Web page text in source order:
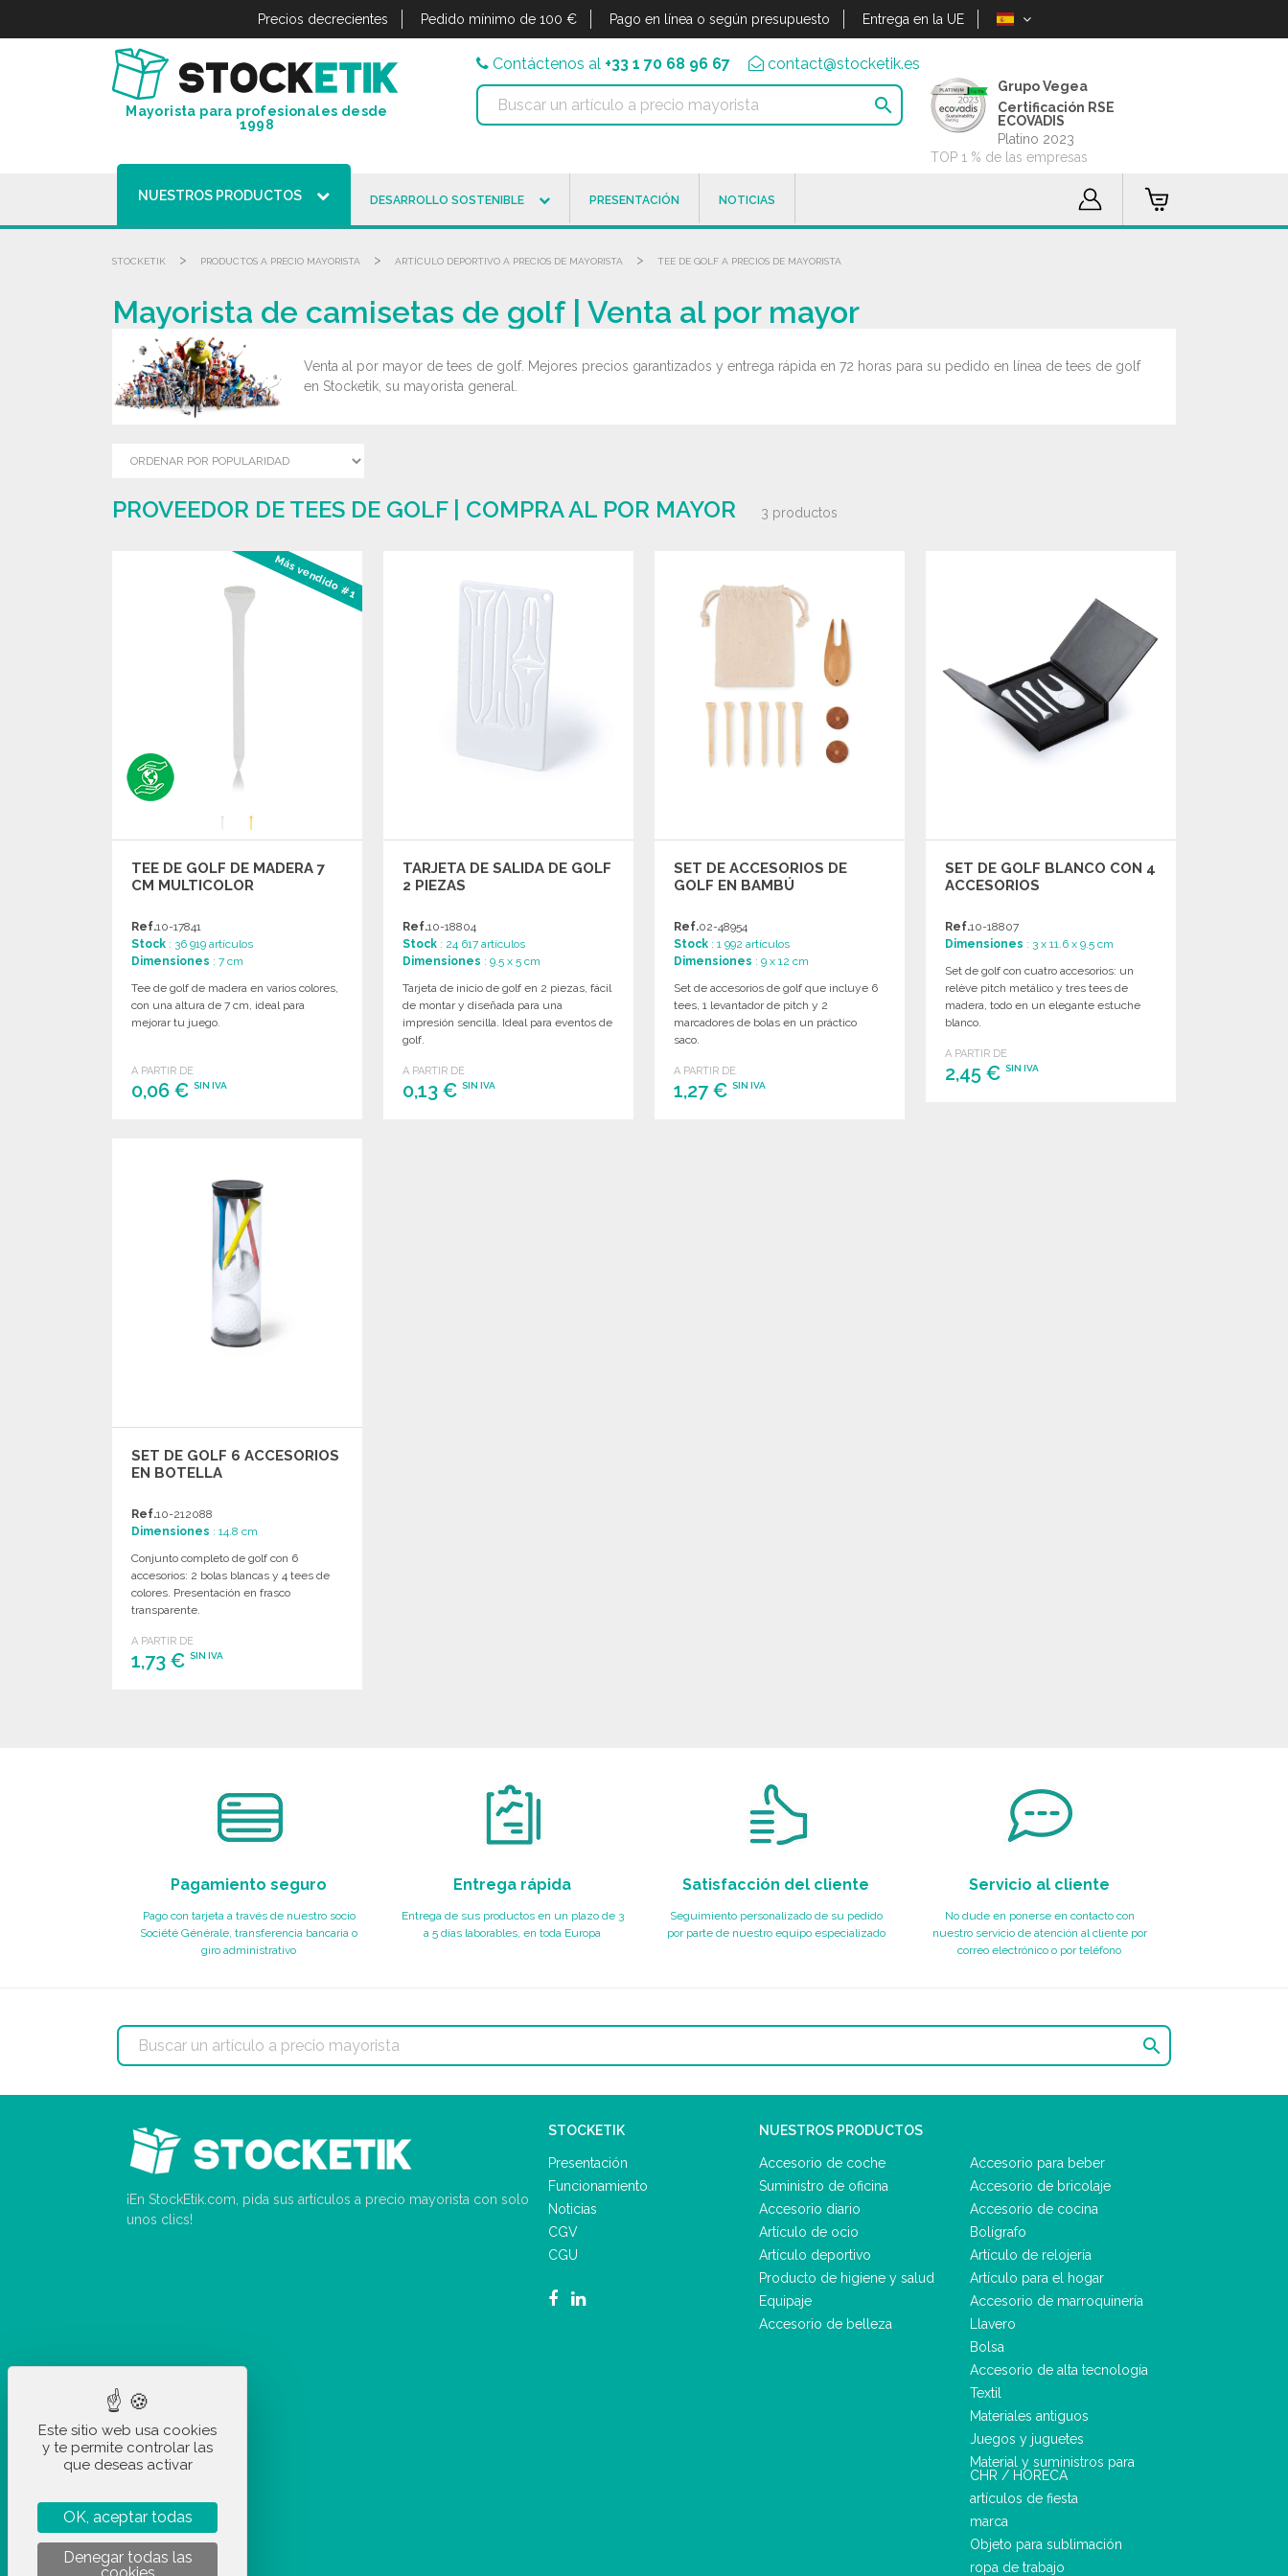
Precios decrecientes Pedido mínimo de 100 € Pago en línea o según presupuesto Entrega en la UE
Mayorista para profesionales desde
1998
Contáctenos al +33 1 70 68 96 67 contact@stocketik.es

Grupo Vegea
Certificación RSE
ECOVADIS
Platino 2023
TOP 1 % de las empresas
NUESTROS PRODUCTOS DESARROLLO SOSTENIBLE PRESENTACIÓN NOTICIAS
STOCKETIK > PRODUCTOS A PRECIO MAYORISTA > ARTÍCULO DEPORTIVO A PRECIOS DE MAYORISTA > TEE DE GOLF A PRECIOS DE MAYORISTA
Mayorista de camisetas de golf | Venta al por mayor
Venta al por mayor de tees de golf. Mejores precios garantizados y entrega rápida en 72 horas para su pedido en línea de tees de golf
en Stocketik, su mayorista general.
PROVEEDOR DE TEES DE GOLF | COMPRA AL POR MAYOR 3 productos
Más vendido #1
TEE DE GOLF DE MADERA 7
CM MULTICOLOR
Ref.10-17841
Stock : 36 919 artículos
Dimensiones : 7 cm
Tee de golf de madera en varios colores,
con una altura de 7 cm, ideal para
mejorar tu juego.
A PARTIR DE
0,06 € SIN IVA
TARJETA DE SALIDA DE GOLF
2 PIEZAS
Ref.10-18804
Stock : 24 617 artículos
Dimensiones : 9.5 x 5 cm
Tarjeta de inicio de golf en 2 piezas, fácil
de montar y diseñada para una
impresión sencilla. Ideal para eventos de
golf.
A PARTIR DE
0,13 €SIN IVA
SET DE ACCESORIOS DE
GOLF EN BAMBÚ
Ref.02-48954
Stock : 1 992 artículos
Dimensiones : 9 x 12 cm
Set de accesorios de golf que incluye 6
tees, 1 levantador de pitch y 2
marcadores de bolas en un práctico
saco.
A PARTIR DE
1,27 €SIN IVA
SET DE GOLF BLANCO CON 4
ACCESORIOS
Ref.10-18807
Dimensiones : 3 x 11.6 x 9.5 cm
Set de golf con cuatro accesorios: un
relève pitch metálico y tres tees de
madera, todo en un elegante estuche
blanco.
A PARTIR DE
2,45 €SIN IVA
SET DE GOLF 6 ACCESORIOS
EN BOTELLA
Ref.10-212088
Dimensiones : 14.8 cm
Conjunto completo de golf con 6
accesorios: 2 bolas blancas y 4 tees de
colores. Presentación en frasco
transparente.
A PARTIR DE
1,73 € SIN IVA
Pagamiento seguro
Pago con tarjeta a través de nuestro socio
Société Générale, transferencia bancaria o
giro administrativo
Entrega rápida
Entrega de sus productos en un plazo de 3
a 5 días laborables, en toda Europa
Satisfacción del cliente
Seguimiento personalizado de su pedido
por parte de nuestro equipo especializado
Servicio al cliente
No dude en ponerse en contacto con
nuestro servicio de atención al cliente por
correo electrónico o por teléfono

¡En StockEtik.com, pida sus artículos a precio mayorista con solo
unos clics!
STOCKETIK
Presentación
Funcionamiento
Noticias
CGV
CGU
NUESTROS PRODUCTOS
Accesorio de coche
Suministro de oficina
Accesorio diario
Artículo de ocio
Artículo deportivo
Producto de higiene y salud
Equipaje
Accesorio de belleza
Accesorio para beber
Accesorio de bricolaje
Accesorio de cocina
Bolígrafo
Artículo de relojería
Artículo para el hogar
Accesorio de marroquinería
Llavero
Bolsa
Accesorio de alta tecnología
Textil
Materiales antiguos
Juegos y juguetes
Material y suministros para
CHR / HORECA
artículos de fiesta
marca
Objeto para sublimación
ropa de trabajo
Este sitio web usa cookies
y te permite controlar las
que deseas activar
OK, aceptar todas
Denegar todas las